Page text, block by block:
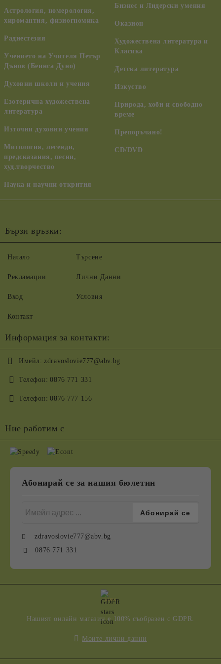
Астрология, номерология,
хиромантия, физиогномика
Радиестезия
Учението на Учителя Петър
Дънов (Беинса Дуно)
Духовни школи и учения
Езотерична художествена
литература
Източни духовни учения
Митология, легенди,
предсказания, песни,
худ.творчество
Наука и научни открития
Бизнес и Лидерски умения
Оказион
Художествена литература и
Класика
Детска литература
Изкуство
Природа, хоби и свободно
време
Препоръчано!
CD/DVD
Бързи връзки:
Начало
Рекламации
Вход
Контакт
Търсене
Лични Данни
Условия
Информация за контакти:
Имейл: zdravoslovie777@abv.bg
Телефон: 0876 771 331
Телефон: 0876 777 156
Ние работим с
Абонирай се за нашия бюлетин
zdravoslovie777@abv.bg
0876 771 331
GDPR
Нашият онлайн магазин е 100% съобразен с GDPR.
Моите лични данни